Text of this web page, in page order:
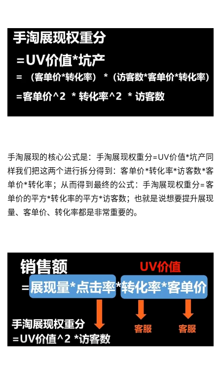
手淘展现的核心公式是：手淘展现权重分=UV价值*坑产同
样我们把这两个进行拆分得到：客单价*转化率*访客数*客
单价*转化率；从而得到最终的公式：手淘展现权重分=客
单价的平方*转化率的平方*访客数；也就是说想要提升展现
量、客单价、转化率都是非常重要的。